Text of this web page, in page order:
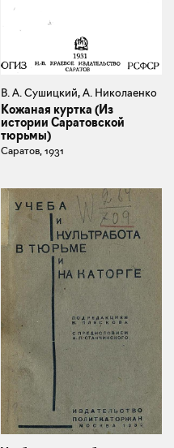
В. А. Сушицкий, А. Николаенко
Кожаная куртка (Из
истории Саратовской
тюрьмы)
Саратов, 1931